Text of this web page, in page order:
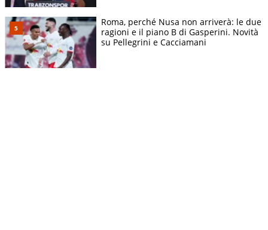
Roma, perché Nusa non arriverà: le due
ragioni e il piano B di Gasperini. Novità
su Pellegrini e Cacciamani